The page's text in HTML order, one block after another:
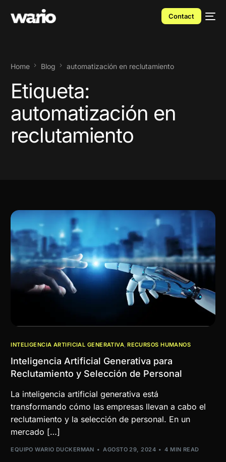
Contact
Home Blog automatización en reclutamiento
Etiqueta:
automatización en
reclutamiento
INTELIGENCIA ARTIFICIAL GENERATIVA,RECURSOS HUMANOS
Inteligencia Artificial Generativa para
Reclutamiento y Selección de Personal
La inteligencia artificial generativa está
transformando cómo las empresas llevan a cabo el
reclutamiento y la selección de personal. En un
mercado […]
EQUIPO WARIO DUCKERMAN AGOSTO 29, 2024 4 MIN READ